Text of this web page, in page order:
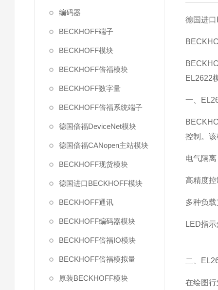
编码器
BECKHOFF端子
BECKHOFF模块
BECKHOFF倍福模块
BECKHOFF数字量
BECKHOFF倍福系统端子
德国倍福DeviceNet模块
德国倍福CANopen主站模块
BECKHOFF现货模块
德国进口BECKHOFF模块
BECKHOFF通讯
BECKHOFF编码器模块
BECKHOFF倍福IO模块
BECKHOFF倍福模拟量
原装BECKHOFF模块
德国进
EL2622
一、
控制。
电气隔
高精度
多种负
LED指
二、
在绘图